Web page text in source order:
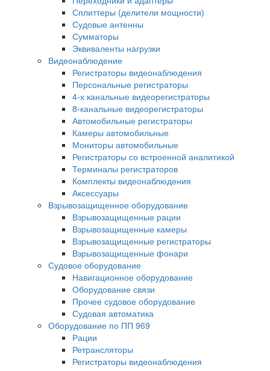
Сплиттеры (делители мощности)
Судовые антенны
Сумматоры
Эквиваленты нагрузки
Видеонаблюдение
Регистраторы видеонаблюдения
Персональные регистраторы
4-х канальные видеорегистраторы
8-канальные видеорегистраторы
Автомобильные регистраторы
Камеры автомобильные
Мониторы автомобильные
Регистраторы со встроенной аналитикой
Терминалы регистраторов
Комплекты видеонаблюдения
Аксессуары
Взрывозащищенное оборудование
Взрывозащищенные рации
Взрывозащищенные камеры
Взрывозащищенные регистраторы
Взрывозащищенные фонари
Судовое оборудование
Навигационное оборудование
Оборудование связи
Прочее судовое оборудование
Судовая автоматика
Оборудование по ПП 969
Рации
Ретрансляторы
Регистраторы видеонаблюдения